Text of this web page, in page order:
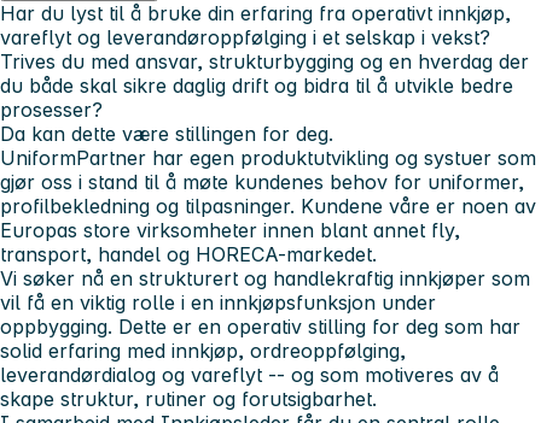
Har du lyst til å bruke din erfaring fra operativt innkjøp,
vareflyt og leverandøroppfølging i et selskap i vekst?
Trives du med ansvar, strukturbygging og en hverdag der
du både skal sikre daglig drift og bidra til å utvikle bedre
prosesser?
Da kan dette være stillingen for deg.
UniformPartner har egen produktutvikling og systuer som
gjør oss i stand til å møte kundenes behov for uniformer,
profilbekledning og tilpasninger. Kundene våre er noen av
Europas store virksomheter innen blant annet fly,
transport, handel og HORECA-markedet.
Vi søker nå en strukturert og handlekraftig innkjøper som
vil få en viktig rolle i en innkjøpsfunksjon under
oppbygging. Dette er en operativ stilling for deg som har
solid erfaring med innkjøp, ordreoppfølging,
leverandørdialog og vareflyt -- og som motiveres av å
skape struktur, rutiner og forutsigbarhet.